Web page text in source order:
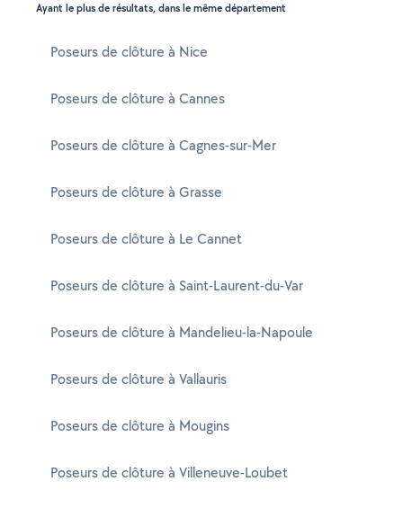
Ayant le plus de résultats, dans le même département
Poseurs de clôture à Nice
Poseurs de clôture à Cannes
Poseurs de clôture à Cagnes-sur-Mer
Poseurs de clôture à Grasse
Poseurs de clôture à Le Cannet
Poseurs de clôture à Saint-Laurent-du-Var
Poseurs de clôture à Mandelieu-la-Napoule
Poseurs de clôture à Vallauris
Poseurs de clôture à Mougins
Poseurs de clôture à Villeneuve-Loubet